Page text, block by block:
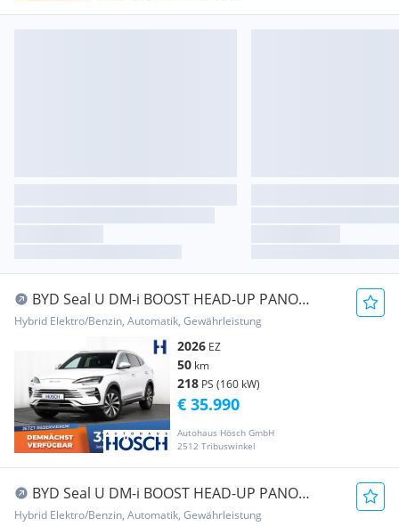
BYD Seal U DM-i BOOST HEAD-UP PANO
LEDER TOP-DEAL++
Hybrid Elektro/Benzin, Automatik, Gewährleistung
2026 EZ
50 km
218 PS (160 kW)
Autohaus Hösch GmbH
2512 Tribuswinkel
€ 35.990
BYD Seal U DM-i BOOST HEAD-UP PANO
LEDER GELEGENHEIT++
Hybrid Elektro/Benzin, Automatik, Gewährleistung